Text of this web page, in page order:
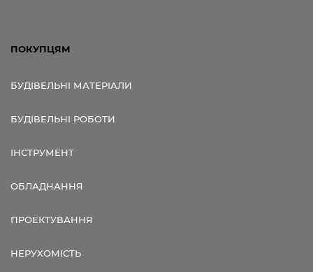
ПОКУПЦЯМ
БУДІВЕЛЬНІ МАТЕРІАЛИ
БУДІВЕЛЬНІ РОБОТИ
ІНСТРУМЕНТ
ОБЛАДНАННЯ
ПРОЕКТУВАННЯ
НЕРУХОМІСТЬ